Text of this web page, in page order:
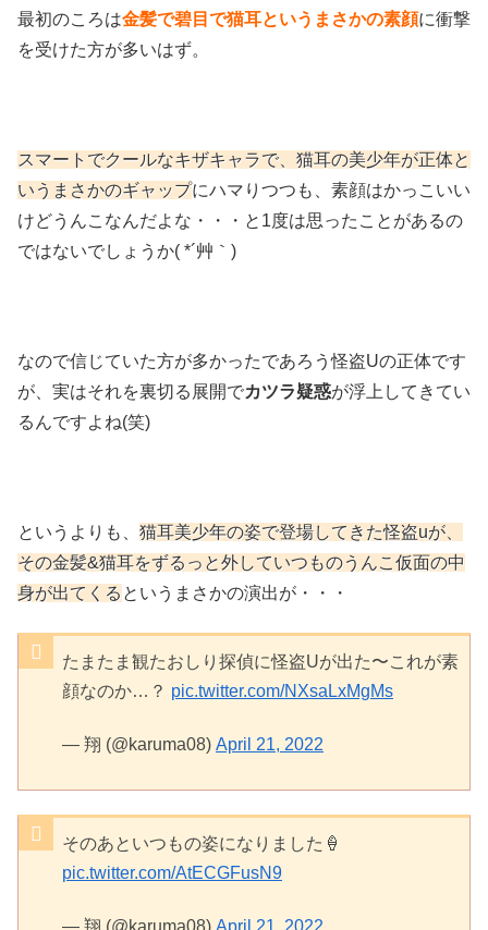
最初のころは金髪で碧目で猫耳というまさかの素顔に衝撃
を受けた方が多いはず。
スマートでクールなキザキャラで、猫耳の美少年が正体と
いうまさかのギャップにハマりつつも、素顔はかっこいい
けどうんこなんだよな・・・と1度は思ったことがあるの
ではないでしょうか( *´艸｀)
なので信じていた方が多かったであろう怪盗Uの正体です
が、実はそれを裏切る展開でカツラ疑惑が浮上してきてい
るんですよね(笑)
というよりも、 猫耳美少年の姿で登場してきた怪盗uが、
その金髪&猫耳をずるっと外していつものうんこ仮面の中
身が出てくるというまさかの演出が・・・
たまたま観たおしり探偵に怪盗Uが出た〜これが素
顔なのか…？ pic.twitter.com/NXsaLxMgMs
— 翔 (@karuma08) April 21, 2022
そのあといつもの姿になりました🍦
pic.twitter.com/AtECGFusN9